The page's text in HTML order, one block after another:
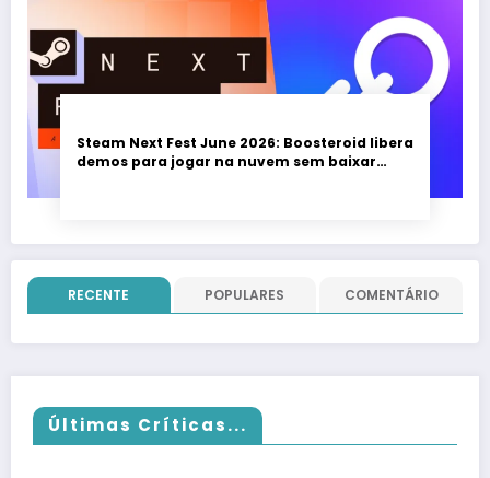
Steam Next Fest June 2026: Boosteroid libera
demos para jogar na nuvem sem baixar
RECENTE POPULARES COMENTÁRIO
Últimas Críticas...